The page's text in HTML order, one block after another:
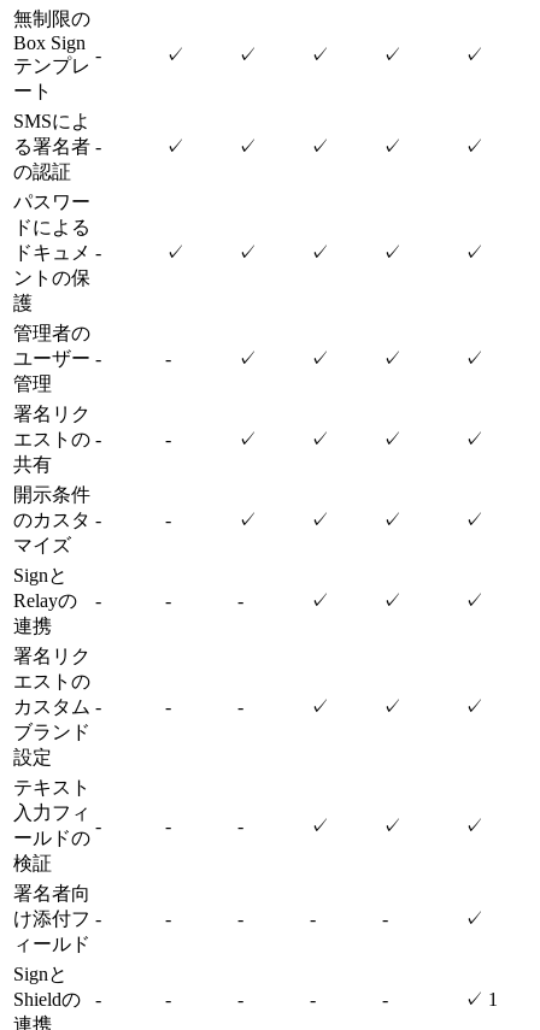
無制限の
Box Sign
テンプレ
ート
- ✓ ✓ ✓ ✓ ✓
SMSによ
る署名者
の認証
- ✓ ✓ ✓ ✓ ✓
パスワー
ドによる
ドキュメ
ントの保
護
- ✓ ✓ ✓ ✓ ✓
管理者の
ユーザー
管理
- - ✓ ✓ ✓ ✓
署名リク
エストの
共有
- - ✓ ✓ ✓ ✓
開示条件
のカスタ
マイズ
- - ✓ ✓ ✓ ✓
Signと
Relayの
連携
- - - ✓ ✓ ✓
署名リク
エストの
カスタム
ブランド
設定
- - - ✓ ✓ ✓
テキスト
入力フィ
ールドの
検証
- - - ✓ ✓ ✓
署名者向
け添付フ
ィールド
- - - - - ✓
Signと
Shieldの
連携
- - - - - ✓ 1